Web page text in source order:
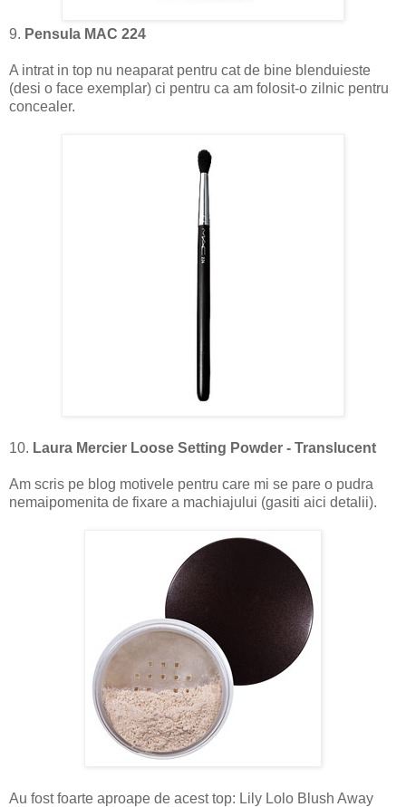
9. Pensula MAC 224
A intrat in top nu neaparat pentru cat de bine blenduieste
(desi o face exemplar) ci pentru ca am folosit-o zilnic pentru
concealer.
10. Laura Mercier Loose Setting Powder - Translucent
Am scris pe blog motivele pentru care mi se pare o pudra
nemaipomenita de fixare a machiajului (gasiti aici detalii).
Au fost foarte aproape de acest top: Lily Lolo Blush Away